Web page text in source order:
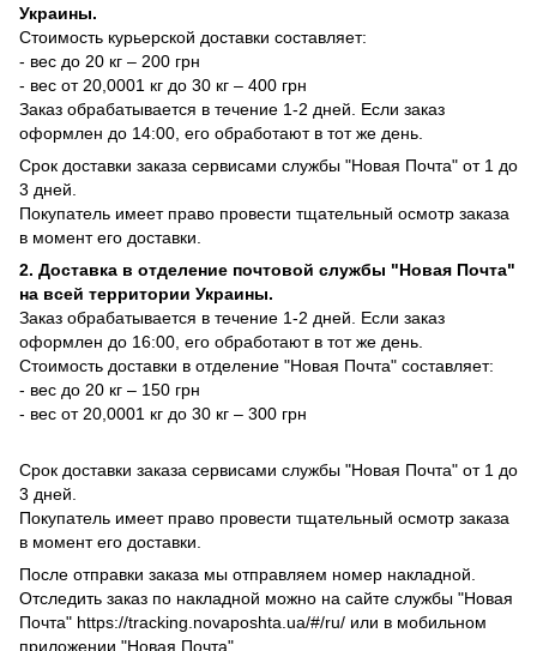
Украины.
Стоимость курьерской доставки составляет:
- вес до 20 кг – 200 грн
- вес от 20,0001 кг до 30 кг – 400 грн
Заказ обрабатывается в течение 1-2 дней. Если заказ
оформлен до 14:00, его обработают в тот же день.
Срок доставки заказа сервисами службы "Новая Почта" от 1 до
3 дней.
Покупатель имеет право провести тщательный осмотр заказа
в момент его доставки.
2. Доставка в отделение почтовой службы "Новая Почта"
на всей территории Украины.
Заказ обрабатывается в течение 1-2 дней. Если заказ
оформлен до 16:00, его обработают в тот же день.
Стоимость доставки в отделение "Новая Почта" составляет:
- вес до 20 кг – 150 грн
- вес от 20,0001 кг до 30 кг – 300 грн
Срок доставки заказа сервисами службы "Новая Почта" от 1 до
3 дней.
Покупатель имеет право провести тщательный осмотр заказа
в момент его доставки.
После отправки заказа мы отправляем номер накладной.
Отследить заказ по накладной можно на сайте службы "Новая
Почта" https://tracking.novaposhta.ua/#/ru/ или в мобильном
приложении "Новая Почта".